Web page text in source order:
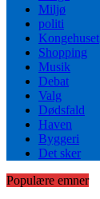
Miljø
politi
Kongehuset
Shopping
Musik
Debat
Valg
Dødsfald
Haven
Byggeri
Det sker
Populære emner